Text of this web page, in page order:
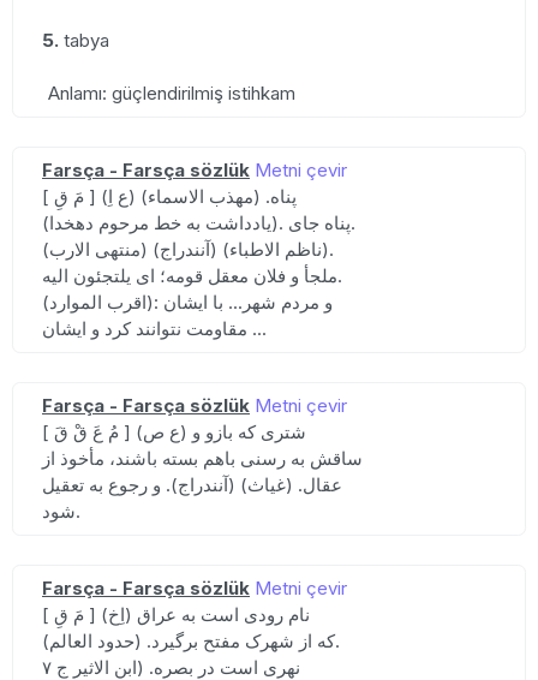
5. tabya
Anlamı: güçlendirilmiş istihkam
Farsça - Farsça sözlük Metni çevir
[ مَ قِ ] (ع اِ) پناه. (مهذب الاسماء)
(یادداشت به خط مرحوم دهخدا). پناه جای.
(منتهی الارب) (آنندراج) (ناظم الاطباء).
ملجأ و فلان معقل قومه؛ ای یلتجئون الیه.
(اقرب الموارد): و مردم شهر... با ایشان
مقاومت نتوانند کرد و ایشان ...
Farsça - Farsça sözlük Metni çevir
[ مُ عَ قْ قَ ] (ع ص) شتری که بازو و
ساقش به رسنی باهم بسته باشند، مأخوذ از
عقال. (غیاث) (آنندراج). و رجوع به تعقیل
شود.
Farsça - Farsça sözlük Metni çevir
[ مَ قِ ] (اِخ) نام رودی است به عراق
که از شهرک مفتح برگیرد. (حدود العالم).
نهری است در بصره. (ابن الاثیر ج ۷